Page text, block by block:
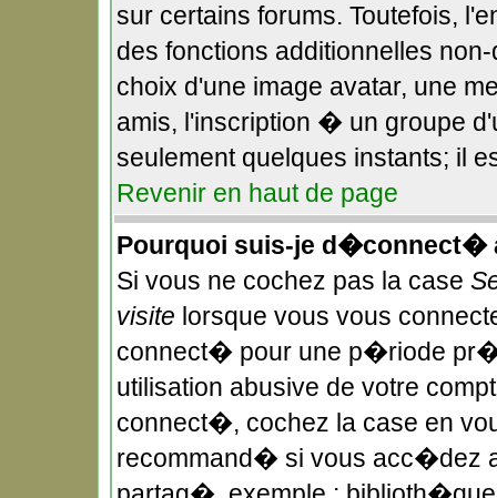
sur certains forums. Toutefois,
des fonctions additionnelles
choix d'une image avatar, une
amis, l'inscription � un groupe
seulement quelques instants; il
Revenir en haut de page
Pourquoi suis-je d�connect�
Si vous ne cochez pas la case
visite lorsque vous vous
connect� pour une p�riode
utilisation abusive de votre
connect�, cochez la case en
recommand� si vous acc�dez